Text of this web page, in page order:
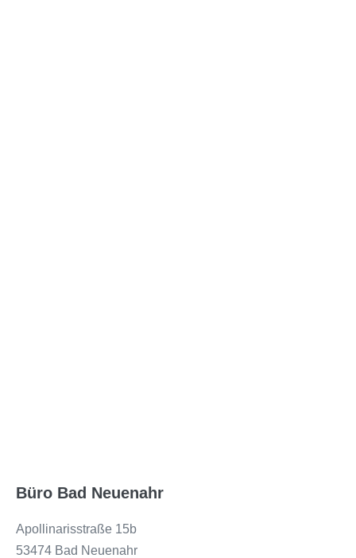
Büro Bad Neuenahr
Apollinarisstraße 15b
53474 Bad Neuenahr